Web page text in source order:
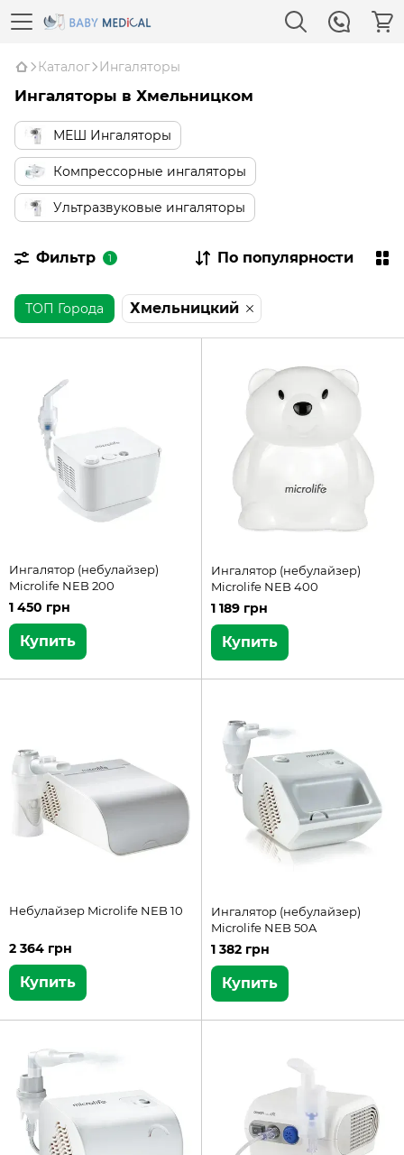
Каталог Ингаляторы
Ингаляторы в Хмельницком
МЕШ Ингаляторы
Компрессорные ингаляторы
Ультразвуковые ингаляторы
Фильтр 1 По популярности
ТОП Города Хмельницкий
Ингалятор (небулайзер)
Microlife NEB 200
1 450 грн
Купить
Ингалятор (небулайзер)
Microlife NEB 400
1 189 грн
Купить
Небулайзер Microlife NEB 10
2 364 грн
Купить
Ингалятор (небулайзер)
Microlife NEB 50A
1 382 грн
Купить